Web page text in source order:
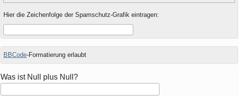
Hier die Zeichenfolge der Spamschutz-Grafik eintragen:
BBCode-Formatierung erlaubt
Was ist Null plus Null?